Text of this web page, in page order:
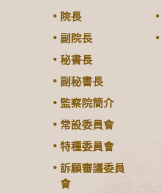
院長
副院長
秘書長
副秘書長
監察院簡介
常設委員會
特種委員會
訴願審議委員
會